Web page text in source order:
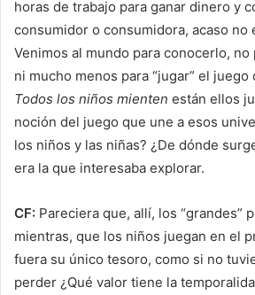
horas de trabajo para ganar dinero y
consumidor o consumidora, acaso no
Venimos al mundo para conocerlo, no
ni mucho menos para “jugar” el
Todos los niños mienten están ellos
noción del juego que une a esos
los niños y las niñas? ¿De dónde
era la que interesaba explorar.
CF: Pareciera que, allí, los “grandes”
mientras, que los niños juegan en el
fuera su único tesoro, como si no
perder ¿Qué valor tiene la